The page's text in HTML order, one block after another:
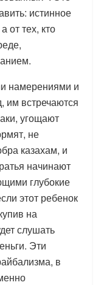
истинное
от тех, кто
намерениями и
им встречаются
угощают
не
казахам, и
начинают
глубокие
этот ребенок
на
слушать
Эти
в